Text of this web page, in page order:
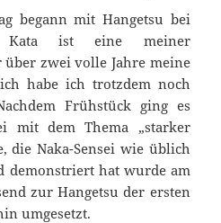
begann mit Hangetsu bei
Kata ist eine meiner
zwei volle Jahre meine
habe ich trotzdem noch
Frühstück ging es
mit dem Thema „starker
die Naka-Sensei wie üblich
hat wurde am
zur Hangetsu der ersten
umgesetzt.